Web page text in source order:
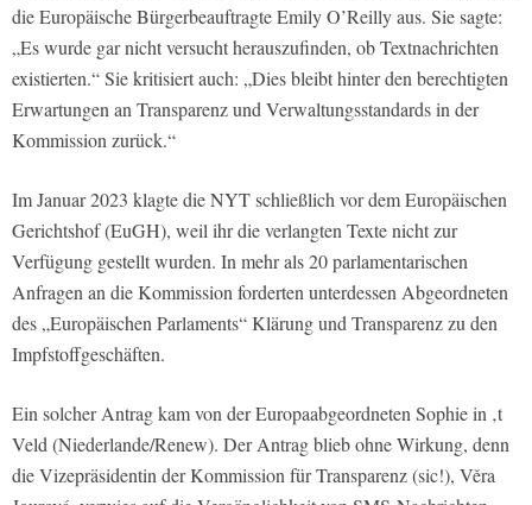
die Europäische Bürgerbeauftragte Emily O’Reilly aus. Sie sagte:
„Es wurde gar nicht versucht herauszufinden, ob Textnachrichten
existierten.“ Sie kritisiert auch: „Dies bleibt hinter den berechtigten
Erwartungen an Transparenz und Verwaltungsstandards in der
Kommission zurück.“
Im Januar 2023 klagte die NYT schließlich vor dem Europäischen
Gerichtshof (EuGH), weil ihr die verlangten Texte nicht zur
Verfügung gestellt wurden. In mehr als 20 parlamentarischen
Anfragen an die Kommission forderten unterdessen Abgeordneten
des „Europäischen Parlaments“ Klärung und Transparenz zu den
Impfstoffgeschäften.
Ein solcher Antrag kam von der Europaabgeordneten Sophie in ‚t
Veld (Niederlande/Renew). Der Antrag blieb ohne Wirkung, denn
die Vizepräsidentin der Kommission für Transparenz (sic!), Věra